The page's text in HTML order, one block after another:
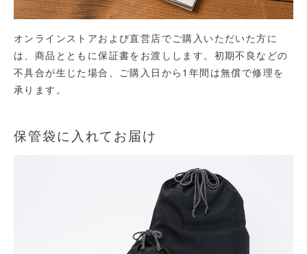
オンラインストアおよび直営店でご購入いただいた方に
は、商品とともに保証書をお渡しします。初期不良などの
不具合が生じた場合、ご購入日から1年間は無償で修理を
承ります。
保管袋に入れてお届け